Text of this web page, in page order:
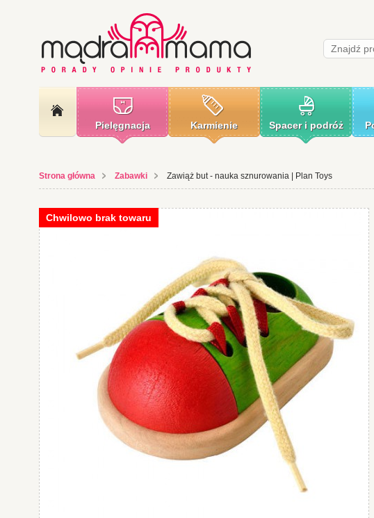
Pielęgnacja Karmienie Spacer i podróż
Strona główna Zabawki Zawiąż but - nauka sznurowania | Plan Toys
Chwilowo brak towaru